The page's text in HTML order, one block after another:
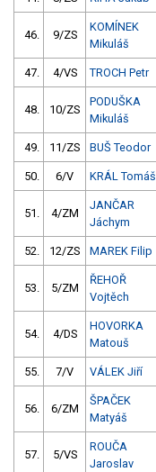
46. 9/ZS
KOMÍNEK
Mikuláš
47. 4/VS TROCH Petr
48. 10/ZS
PODUŠKA
Mikuláš
49. 11/ZS BUŠ Teodor
50. 6/V KRÁL Tomáš
51. 4/ZM
JANČAR
Jáchym
52. 12/ZS MAREK Filip
53. 5/ZM
ŘEHOŘ
Vojtěch
54. 4/DS
HOVORKA
Matouš
55. 7/V VÁLEK Jiří
56. 6/ZM
ŠPAČEK
Matyáš
57. 5/VS
ROUČA
Jaroslav